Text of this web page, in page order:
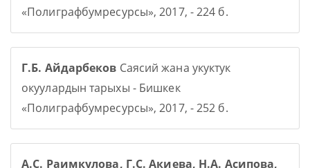
«Полиграфбумресурсы», 2017, - 224 б.
Г.Б. Айдарбеков Саясий жана укуктук
окуулардын тарыхы - Бишкек
«Полиграфбумресурсы», 2017, - 252 б.
А.С. Раимкулова, Г.С. Акиева, Н.А. Асипова,